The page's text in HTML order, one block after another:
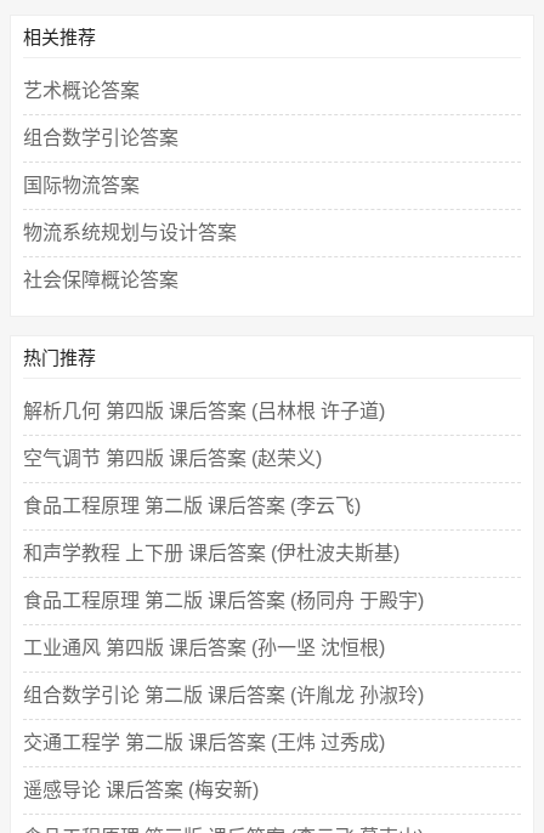
相关推荐
艺术概论答案
组合数学引论答案
国际物流答案
物流系统规划与设计答案
社会保障概论答案
热门推荐
解析几何 第四版 课后答案 (吕林根 许子道)
空气调节 第四版 课后答案 (赵荣义)
食品工程原理 第二版 课后答案 (李云飞)
和声学教程 上下册 课后答案 (伊杜波夫斯基)
食品工程原理 第二版 课后答案 (杨同舟 于殿宇)
工业通风 第四版 课后答案 (孙一坚 沈恒根)
组合数学引论 第二版 课后答案 (许胤龙 孙淑玲)
交通工程学 第二版 课后答案 (王炜 过秀成)
遥感导论 课后答案 (梅安新)